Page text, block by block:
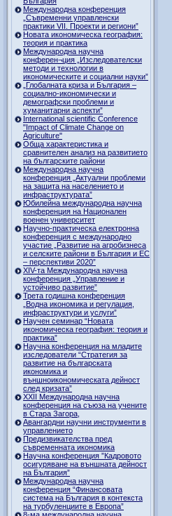
Международна конференция
„Съвременни управленски
практики VII. Проекти и региони”
Новата икономическа география:
теория и практика
Международна научна
конферен¬ция „Изследователски
методи и технологии в
икономическите и социални науки”
„Глобалната криза и България –
социално-икономически и
демографски проблеми и
хуманитарни аспекти”
International scientific Conference
"Impact of Climate Change on
Agriculture"
Обща характеристика и
сравнителен анализ на развитието
на българските райони
Международна научна
конференция „Актуални проблеми
на защита на населението и
инфраструктурата”
Юбилейна международна научна
конференция на Национален
военен университет
Научно-практическа електронна
конференция с международно
участие „Развитие на агробизнеса
и селските райони в България и ЕС
– перспективи 2020”
XIV-та Международна научна
конференция „Управление и
устойчиво развитие”
Трета годишна конференция
„Водна икономика и регулация,
инфраструктури и услуги”
Научен семинар “Новата
икономическа география: теория и
практика”
Научна конференция на младите
изследователи “Стратегия за
развитие на българската
икономика и
външноикономическата дейност
след кризата”
ХХII Международна научна
конференция на съюза на учените
в Стара Загора,
Авангардни научни инструменти в
управлението
Предизвикателства пред
съвременната икономика
Научна конференция ”Кадровото
осигуряване на външната дейност
на България”
Международна научна
конференция “Финансовата
система на България в контекста
на турбуленциите в Европа”